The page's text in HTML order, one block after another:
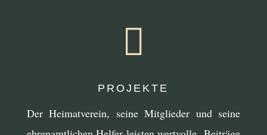

PROJEKTE
Der Heimatverein, seine Mitglieder und seine